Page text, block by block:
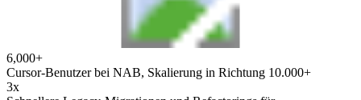
6,000+
Cursor-Benutzer bei NAB, Skalierung in Richtung 10.000+
3x